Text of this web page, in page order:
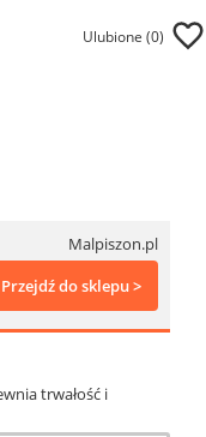
Ulubione (0)
Malpiszon.pl
Przejdź do sklepu >
trwałość i